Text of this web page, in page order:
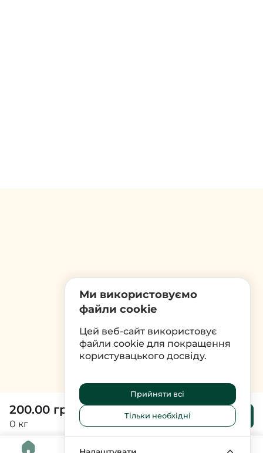
200.00 грн
0 кг
кошика
Ми використовуємо
файли cookie
Цей веб-сайт використовує
файли cookie для покращення
користувацького досвіду.
Прийняти всі
Тільки необхідні